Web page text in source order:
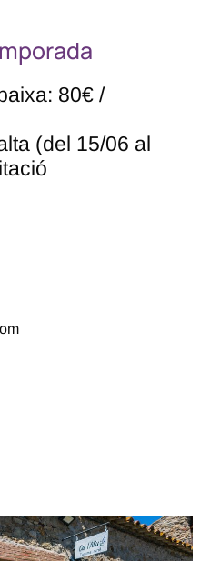
80€ /
(del 15/06 al